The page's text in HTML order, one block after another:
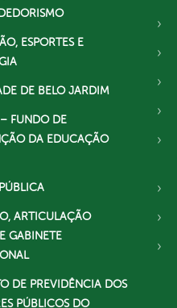
ESPORTES E
DE BELO JARDIM
FUNDO DE
DA EDUCAÇÃO
ARTICULAÇÃO
GABINETE
DE PREVIDÊNCIA DOS
PÚBLICOS DO